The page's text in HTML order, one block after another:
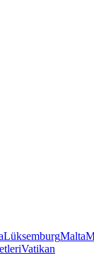
LüksemburgMalta
Vatikan